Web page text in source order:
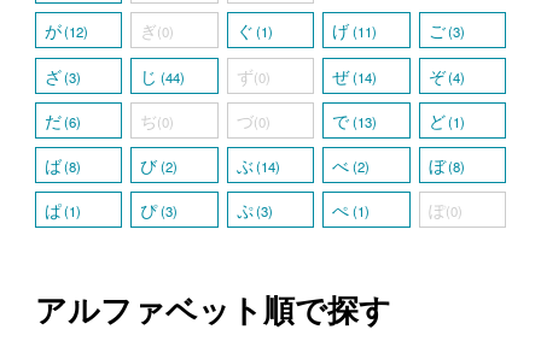
が(12) ぎ(0) ぐ (1) げ(11) ご(3)
ざ(3) じ (44) ず(0) ぜ(14) ぞ(4)
だ(6) ぢ(0) づ(0) で(13) ど(1)
ば(8) び(2) ぶ (14) べ(2) ぼ(8)
ぱ(1) ぴ(3) ぷ(3) ぺ(1) ぽ(0)
アルファベット順で探す